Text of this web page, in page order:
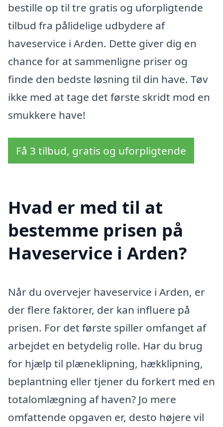
bestille op til tre gratis og uforpligtende
tilbud fra pålidelige udbydere af
haveservice i Arden. Dette giver dig en
chance for at sammenligne priser og
finde den bedste løsning til din have. Tøv
ikke med at tage det første skridt mod en
smukkere have!
Få 3 tilbud, gratis og uforpligtende
Hvad er med til at
bestemme prisen på
Haveservice i Arden?
Når du overvejer haveservice i Arden, er
der flere faktorer, der kan influere på
prisen. For det første spiller omfanget af
arbejdet en betydelig rolle. Har du brug
for hjælp til plæneklipning, hækklipning,
beplantning eller tjener du forkert med en
totalomlægning af haven? Jo mere
omfattende opgaven er, desto højere vil